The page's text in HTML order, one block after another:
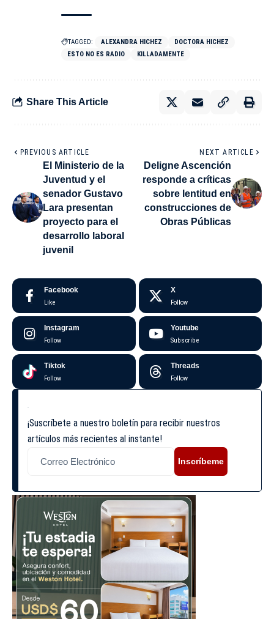
TAGGED: ALEXANDRA HICHEZ
DOCTORA HICHEZ
ESTO NO ES RADIO
KILLADAMENTE
Share This Article
PREVIOUS ARTICLE
El Ministerio de la
Juventud y el
senador Gustavo
Lara presentan
proyecto para el
desarrollo laboral
juvenil
NEXT ARTICLE
Deligne Ascención
responde a críticas
sobre lentitud en
construcciones de
Obras Públicas
Facebook
Like
X
Follow
Instagram
Follow
Youtube
Subscribe
Tiktok
Follow
Threads
Follow
¡Suscríbete a nuestro boletín para recibir nuestros
artículos más recientes al instante!
Inscríbeme